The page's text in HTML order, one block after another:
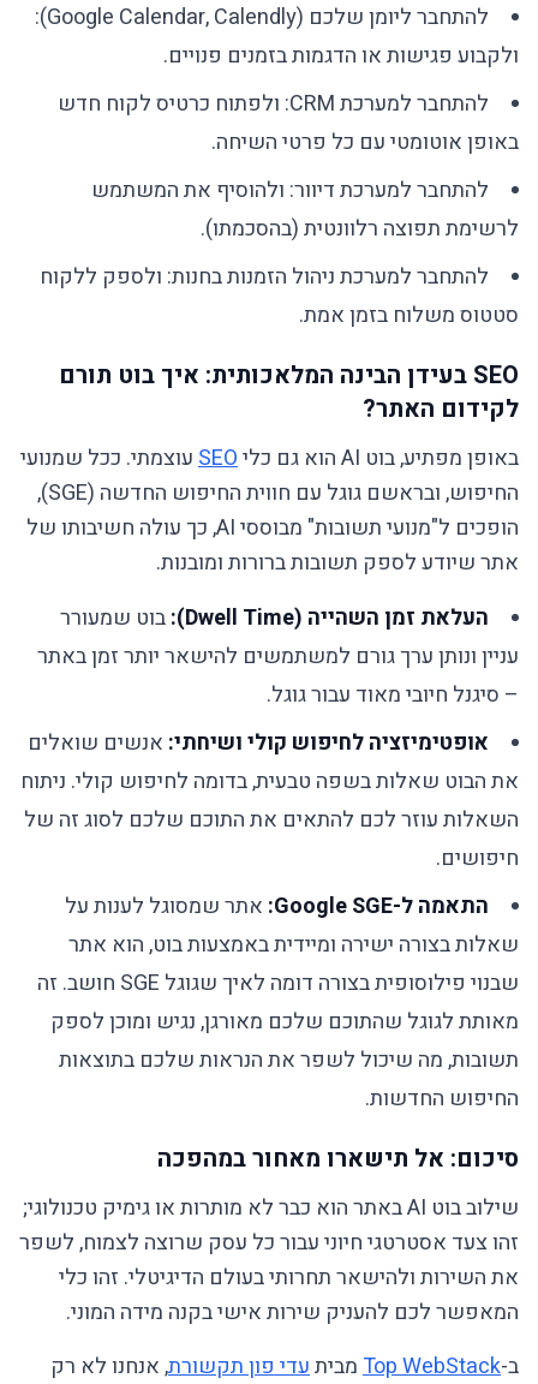
להתחבר ליומן שלכם (Google Calendar, Calendly):
ולקבוע פגישות או הדגמות בזמנים פנויים.
להתחבר למערכת CRM: ולפתוח כרטיס לקוח חדש
באופן אוטומטי עם כל פרטי השיחה.
להתחבר למערכת דיוור: ולהוסיף את המשתמש
לרשימת תפוצה רלוונטית (בהסכמתו).
להתחבר למערכת ניהול הזמנות בחנות: ולספק ללקוח
סטטוס משלוח בזמן אמת.
SEO בעידן הבינה המלאכותית: איך בוט תורם
לקידום האתר?
באופן מפתיע, בוט AI הוא גם כלי SEOעוצמתי. ככל שמנועי
החיפוש, ובראשם גוגל עם חווית החיפוש החדשה (SGE),
הופכים ל"מנועי תשובות" מבוססי AI, כך עולה חשיבותו של
אתר שיודע לספק תשובות ברורות ומובנות.
העלאת זמן השהייה (Dwell Time):
בוט שמעורר
עניין ונותן ערך גורם למשתמשים להישאר יותר זמן באתר
– סיגנל חיובי מאוד עבור גוגל.
אופטימיזציה לחיפוש קולי ושיחתי: אנשים שואלים
את הבוט שאלות בשפה טבעית, בדומה לחיפוש קולי. ניתוח
השאלות עוזר לכם להתאים את התוכם שלכם לסוג זה של
חיפושים.
התאמה ל-Google SGE:
אתר שמסוגל לענות על
שאלות בצורה ישירה ומיידית באמצעות בוט, הוא אתר
שבנוי פילוסופית בצורה דומה לאיך שגוגל SGE חושב. זה
מאותת לגוגל שהתוכם שלכם מאורגן, נגיש ומוכן לספק
תשובות, מה שיכול לשפר את הנראות שלכם בתוצאות
החיפוש החדשות.
סיכום: אל תישארו מאחור במהפכה
שילוב בוט AI באתר הוא כבר לא מותרות או גימיק טכנולוגי;
זהו צעד אסטרטגי חיוני עבור כל עסק שרוצה לצמוח, לשפר
את השירות ולהישאר תחרותי בעולם הדיגיטלי. זהו כלי
המאפשר לכם להעניק שירות אישי בקנה מידה המוני.
ב-Top WebStackמביתעדי פון תקשורת, אנחנו לא רק